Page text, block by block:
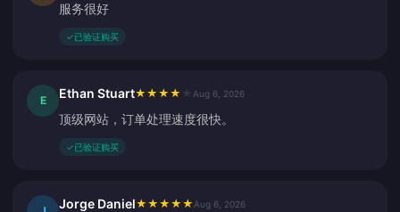
服务很好
✓已验证购买
E Ethan Stuart★ ★ ★ ★ Aug 6, 2026
顶级网站，订单处理速度很快。
✓已验证购买
Jorge Daniel★ ★ ★ ★ ★ Aug 6, 2026